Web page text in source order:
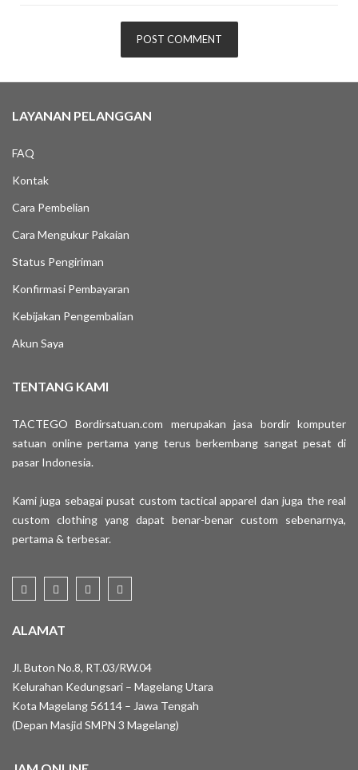
LAYANAN PELANGGAN
FAQ
Kontak
Cara Pembelian
Cara Mengukur Pakaian
Status Pengiriman
Konfirmasi Pembayaran
Kebijakan Pengembalian
Akun Saya
TENTANG KAMI
TACTEGO Bordirsatuan.com merupakan jasa bordir komputer
satuan online pertama yang terus berkembang sangat pesat di
pasar Indonesia.
Kami juga sebagai pusat custom tactical apparel dan juga the real
custom clothing yang dapat benar-benar custom sebenarnya,
pertama & terbesar.
ALAMAT
Jl. Buton No.8, RT.03/RW.04
Kelurahan Kedungsari – Magelang Utara
Kota Magelang 56114 – Jawa Tengah
(Depan Masjid SMPN 3 Magelang)